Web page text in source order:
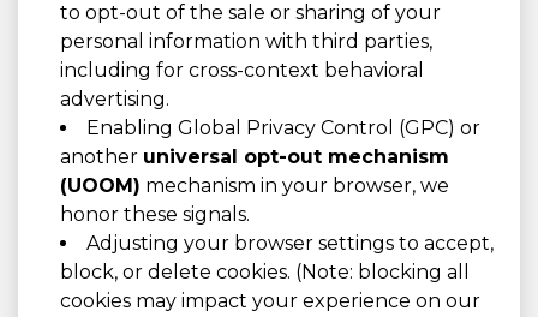
to opt-out of the sale or sharing of your
personal information with third parties,
including for cross-context behavioral
advertising.
Enabling Global Privacy Control (GPC) or
another universal opt-out mechanism
(UOOM) mechanism in your browser, we
honor these signals.
Adjusting your browser settings to accept,
block, or delete cookies. (Note: blocking all
cookies may impact your experience on our